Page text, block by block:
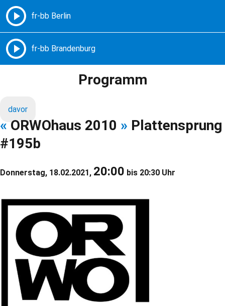
Freie Radios – Berlin Brandenburg
Programm
davor
« ORWOhaus 2010 » Plattensprung
#195b
Donnerstag, 18.02.2021, 20:00 bis 20:30 Uhr